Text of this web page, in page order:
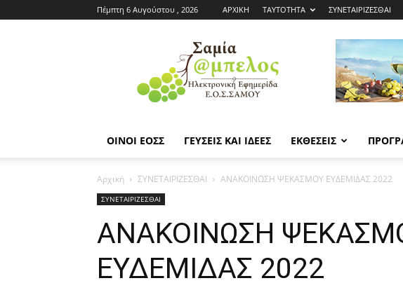
Πέμπτη 6 Αυγούστου , 2026 ΑΡΧΙΚΗ ΤΑΥΤΟΤΗΤΑ ΣΥΝΕΤΑΙΡΙΖΕΣΘΑΙ
Εφημερίδα
ΕΟΣΣ
|
Σαμία
ΟΙΝΟΙ ΕΟΣΣ ΓΕΥΣΕΙΣ ΚΑΙ ΙΔΕΕΣ ΕΚΘΕΣΕΙΣ
Αρχική ΣΥΝΕΤΑΙΡΙΖΕΣΘΑΙ ΑΝΑΚΟΙΝΩΣΗ ΨΕΚΑΣΜΟΥ ΕΥΔΕΜΙΔΑΣ 2022
ΣΥΝΕΤΑΙΡΙΖΕΣΘΑΙ
ΑΝΑΚΟΙΝΩΣΗ
ΕΥΔΕΜΙΔΑΣ 2022